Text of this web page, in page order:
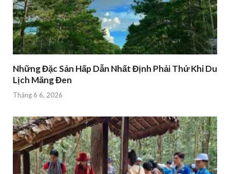
Những Đặc Sản Hấp Dẫn Nhất Định Phải Thử Khi Du
Lịch Măng Đen
Tháng 6 6, 2026